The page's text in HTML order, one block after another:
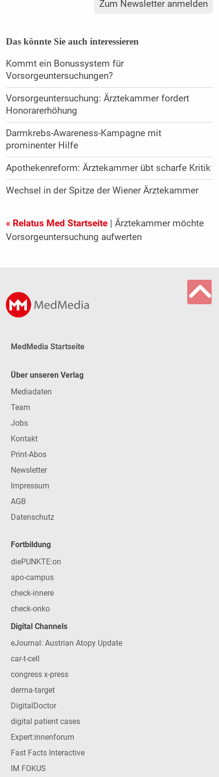
Zum Newsletter anmelden
Das könnte Sie auch interessieren
Kommt ein Bonussystem für
Vorsorgeuntersuchungen?
Vorsorgeuntersuchung: Ärztekammer fordert
Honorarerhöhung
Darmkrebs-Awareness-Kampagne mit
prominenter Hilfe
Apothekenreform: Ärztekammer übt scharfe Kritik
Wechsel in der Spitze der Wiener Ärztekammer
« Relatus Med Startseite| Ärztekammer möchte
Vorsorgeuntersuchung aufwerten
MedMedia Startseite
Über unseren Verlag
Mediadaten
Team
Jobs
Kontakt
Print-Abos
Newsletter
Impressum
AGB
Datenschutz
Fortbildung
diePUNKTE:on
apo-campus
check-innere
check-onko
Digital Channels
eJournal: Austrian Atopy Update
car-t-cell
congress x-press
derma-target
DigitalDoctor
digital patient cases
Expert:innenforum
Fast Facts Interactive
IM FOKUS